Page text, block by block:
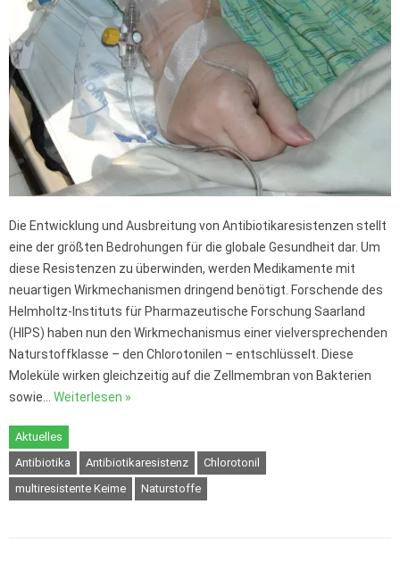
Die Entwicklung und Ausbreitung von Antibiotikaresistenzen stellt
eine der größten Bedrohungen für die globale Gesundheit dar. Um
diese Resistenzen zu überwinden, werden Medikamente mit
neuartigen Wirkmechanismen dringend benötigt. Forschende des
Helmholtz-Instituts für Pharmazeutische Forschung Saarland
(HIPS) haben nun den Wirkmechanismus einer vielversprechenden
Naturstoffklasse – den Chlorotonilen – entschlüsselt. Diese
Moleküle wirken gleichzeitig auf die Zellmembran von Bakterien
sowie… Weiterlesen »
Aktuelles
Antibiotika
Antibiotikaresistenz
Chlorotonil
multiresistente Keime
Naturstoffe